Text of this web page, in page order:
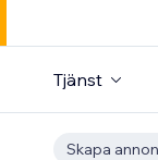
Tjänst
Skapa